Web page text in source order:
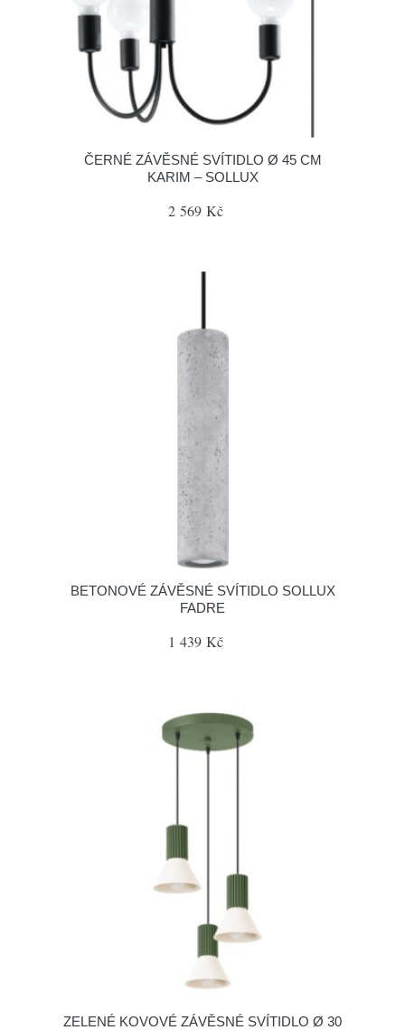
ČERNÉ ZÁVĚSNÉ SVÍTIDLO Ø 45 CM
KARIM – SOLLUX
2 569 Kč
BETONOVÉ ZÁVĚSNÉ SVÍTIDLO SOLLUX
FADRE
1 439 Kč
ZELENÉ KOVOVÉ ZÁVĚSNÉ SVÍTIDLO Ø 30